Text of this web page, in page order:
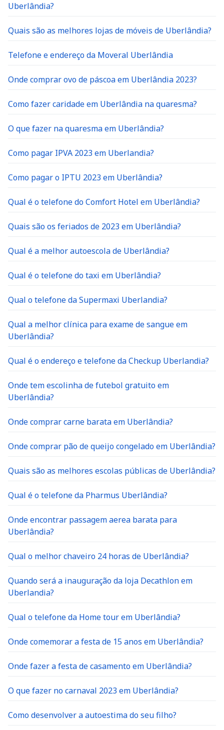
Uberlândia?
Quais são as melhores lojas de móveis de Uberlândia?
Telefone e endereço da Moveral Uberlândia
Onde comprar ovo de páscoa em Uberlândia 2023?
Como fazer caridade em Uberlândia na quaresma?
O que fazer na quaresma em Uberlândia?
Como pagar IPVA 2023 em Uberlandia?
Como pagar o IPTU 2023 em Uberlândia?
Qual é o telefone do Comfort Hotel em Uberlândia?
Quais são os feriados de 2023 em Uberlândia?
Qual é a melhor autoescola de Uberlândia?
Qual é o telefone do taxi em Uberlândia?
Qual o telefone da Supermaxi Uberlandia?
Qual a melhor clínica para exame de sangue em
Uberlândia?
Qual é o endereço e telefone da Checkup Uberlandia?
Onde tem escolinha de futebol gratuito em
Uberlândia?
Onde comprar carne barata em Uberlândia?
Onde comprar pão de queijo congelado em Uberlândia?
Quais são as melhores escolas públicas de Uberlândia?
Qual é o telefone da Pharmus Uberlândia?
Onde encontrar passagem aerea barata para
Uberlândia?
Qual o melhor chaveiro 24 horas de Uberlândia?
Quando será a inauguração da loja Decathlon em
Uberlandia?
Qual o telefone da Home tour em Uberlândia?
Onde comemorar a festa de 15 anos em Uberlândia?
Onde fazer a festa de casamento em Uberlândia?
O que fazer no carnaval 2023 em Uberlândia?
Como desenvolver a autoestima do seu filho?